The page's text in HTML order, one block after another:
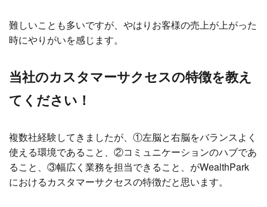
難しいことも多いですが、やはりお客様の売上が上がった
時にやりがいを感じます。
当社のカスタマーサクセスの特徴を教え
てください！
複数社経験してきましたが、①左脳と右脳をバランスよく
使える環境であること、②コミュニケーションのハブであ
ること、③幅広く業務を担当できること、がWealthPark
におけるカスタマーサクセスの特徴だと思います。